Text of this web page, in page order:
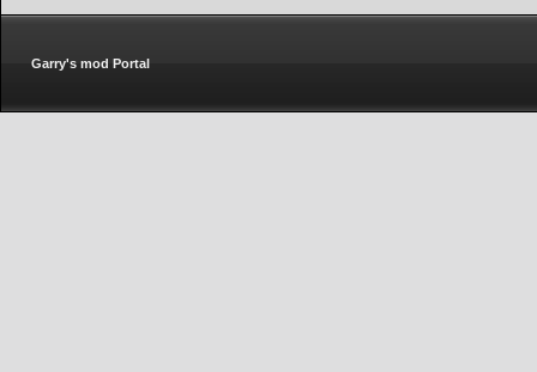
Garry's mod Portal